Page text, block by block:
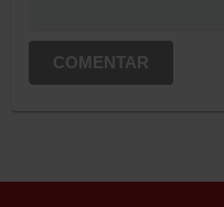
COMENTAR